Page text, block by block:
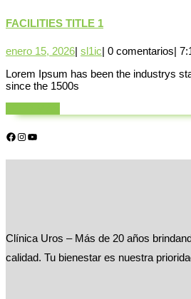
FACILITIES TITLE 1
TITLE
enero 15, 2026enero
2026
| sl1icsl1ic
| 0 comentarios|
Lorem Ipsum has been the industrys
since the 1500s
MÁS
Facebook
Instagram
YouTube
Clínica Uros – Más de 20 años
calidad. Tu bienestar es nuestra